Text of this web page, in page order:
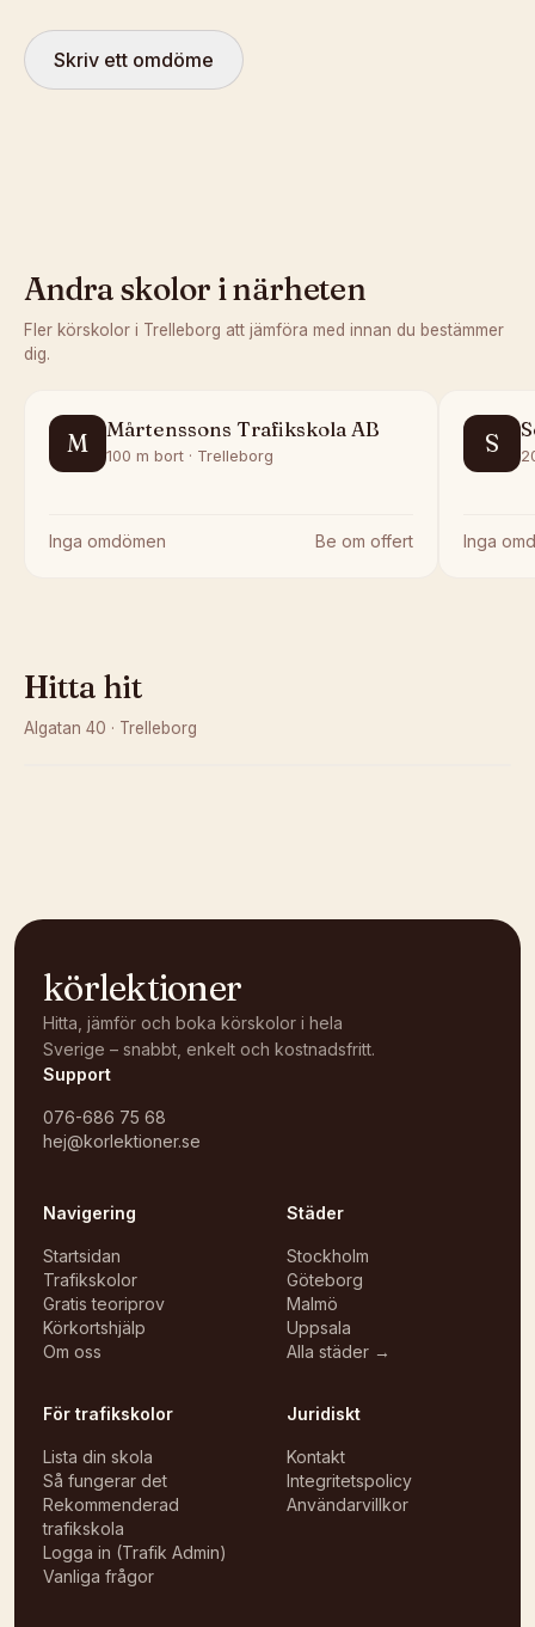
Skriv ett omdöme
Andra skolor i närheten
Fler körskolor i Trelleborg att jämföra med innan du bestämmer
dig.
M Mårtenssons Trafikskola AB
100 m bort · Trelleborg
Inga omdömen Be om offert
S
Inga
Hitta hit
Algatan 40 · Trelleborg
körlektioner
Hitta, jämför och boka körskolor i hela
Sverige – snabbt, enkelt och kostnadsfritt.
Support
076-686 75 68
hej@korlektioner.se
Navigering
Startsidan
Trafikskolor
Gratis teoriprov
Körkortshjälp
Om oss
Städer
Stockholm
Göteborg
Malmö
Uppsala
Alla städer →
För trafikskolor
Lista din skola
Så fungerar det
Rekommenderad
trafikskola
Logga in (Trafik Admin)
Vanliga frågor
Juridiskt
Kontakt
Integritetspolicy
Användarvillkor